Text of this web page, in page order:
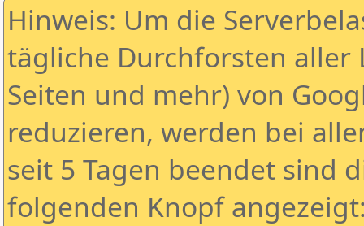
Hinweis: Um die
tägliche Durchforsten aller
Seiten und mehr) von
reduzieren, werden bei
seit 5 Tagen beendet sind
folgenden Knopf